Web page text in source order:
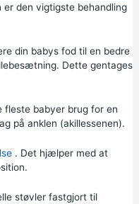
er den vigtigste behandling
din babys fod til en bedre
Dette gentages
fleste babyer brug for en
på anklen (akillessenen).
. Det hjælper med at
støvler fastgjort til